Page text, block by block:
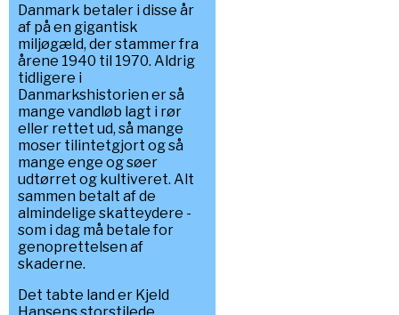
Danmark betaler i disse år
af på en gigantisk
miljøgæld, der stammer fra
årene 1940 til 1970. Aldrig
tidligere i
Danmarkshistorien er så
mange vandløb lagt i rør
eller rettet ud, så mange
moser tilintetgjort og så
mange enge og søer
udtørret og kultiveret. Alt
sammen betalt af de
almindelige skatteydere -
som i dag må betale for
genoprettelsen af
skaderne.
Det tabte land er Kjeld
Hansens storstilede